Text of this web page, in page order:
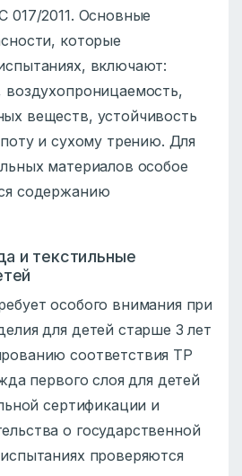
017/2011. Основные
которые
включают:
воздухопроницаемость,
веществ, устойчивость
и сухому трению. Для
материалов особое
содержанию
и текстильные
особого внимания при
для детей старше 3 лет
соответствия ТР
первого слоя для детей
сертификации и
о государственной
проверяются